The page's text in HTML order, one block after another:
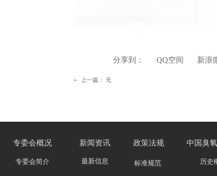
ꂃ 上一篇： 无
分享到： QQ空间 新浪
专委会简介
中国臭
专委会概况 新闻资讯
标准规范
政策法规
最新信息 历史